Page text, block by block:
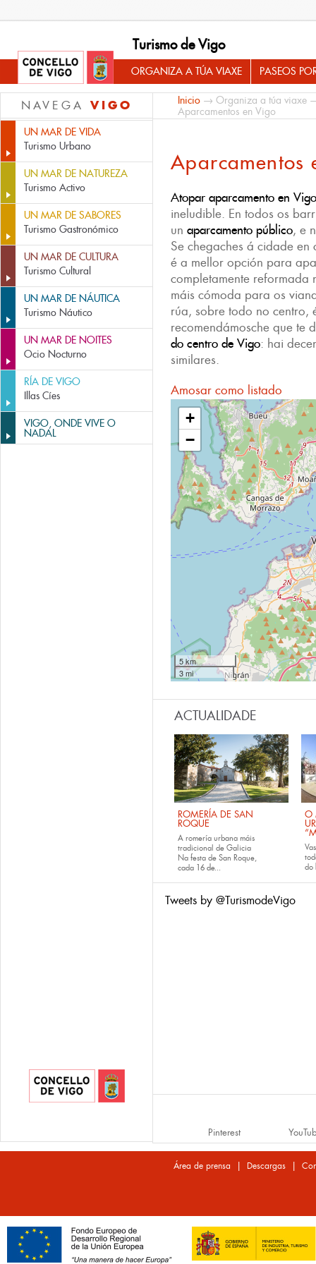
Turismo de Vigo
ORGANIZA A TÚA VIAXE PASEOS
NAVEGA VIGO
UN MAR DE VIDA
Turismo Urbano
UN MAR DE NATUREZA
Turismo Activo
UN MAR DE SABORES
Turismo Gastronómico
UN MAR DE CULTURA
Turismo Cultural
UN MAR DE NÁUTICA
Turismo Náutico
UN MAR DE NOITES
Ocio Nocturno
RÍA DE VIGO
Illas Cíes
VIGO, ONDE VIVE O
NADAL
Inicio → Organiza a túa viaxe
Aparcamentos en Vigo
Aparcamentos
Atopar aparcamento en Vigo
ineludible. En todos os
un aparcamento público, e
Se chegaches á cidade
é a mellor opción para
completamente reformada
máis cómoda para os
rúa, sobre todo no centro,
recomendámosche que te
do centro de Vigo: hai
similares.
Amosar como listado
+
−
5 km
3 mi
ACTUALIDADE
ROMERÍA DE SAN
ROQUE
A romería urbana máis
tradicional de Galicia
Na festa de San Roque,
cada 16 de...
O
do
Tweets by @TurismodeVigo
Pinterest
Área de prensa | Descargas |